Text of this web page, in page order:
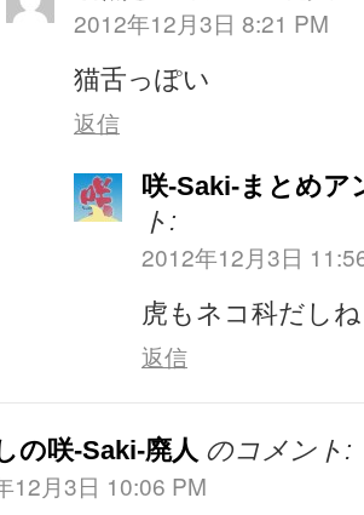
2012年12月3日 8:21 PM
猫舌っぽい
返信
咲-Saki-まとめア
ト:
2012年12月3日
虎もネコ科だしね
返信
の咲-Saki-廃人 のコメント:
12月3日 10:06 PM